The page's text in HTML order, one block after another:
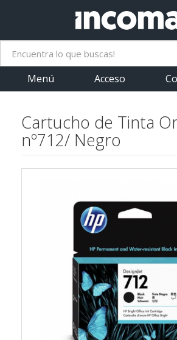
Menú Acceso
Cartucho de Tinta
nº712/ Negro